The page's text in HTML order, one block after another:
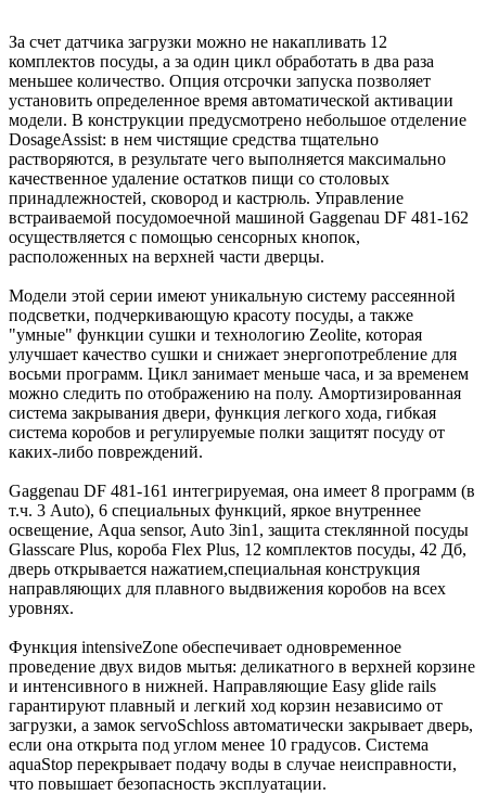
За счет датчика загрузки можно не накапливать 12
комплектов посуды, а за один цикл обработать в два раза
меньшее количество. Опция отсрочки запуска позволяет
установить определенное время автоматической активации
модели. В конструкции предусмотрено небольшое отделение
DosageAssist: в нем чистящие средства тщательно
растворяются, в результате чего выполняется максимально
качественное удаление остатков пищи со столовых
принадлежностей, сковород и кастрюль. Управление
встраиваемой посудомоечной машиной Gaggenau DF 481-162
осуществляется с помощью сенсорных кнопок,
расположенных на верхней части дверцы.
Модели этой серии имеют уникальную систему рассеянной
подсветки, подчеркивающую красоту посуды, а также
"умные" функции сушки и технологию Zeolite, которая
улучшает качество сушки и снижает энергопотребление для
восьми программ. Цикл занимает меньше часа, и за временем
можно следить по отображению на полу. Амортизированная
система закрывания двери, функция легкого хода, гибкая
система коробов и регулируемые полки защитят посуду от
каких-либо повреждений.
Gaggenau DF 481-161 интегрируемая, она имеет 8 программ (в
т.ч. 3 Auto), 6 специальных функций, яркое внутреннее
освещение, Aqua sensor, Auto 3in1, защита стеклянной посуды
Glasscare Plus, короба Flex Plus, 12 комплектов посуды, 42 Дб,
дверь открывается нажатием,специальная конструкция
направляющих для плавного выдвижения коробов на всех
уровнях.
Функция intensiveZone обеспечивает одновременное
проведение двух видов мытья: деликатного в верхней корзине
и интенсивного в нижней. Направляющие Easy glide rails
гарантируют плавный и легкий ход корзин независимо от
загрузки, а замок servoSchloss автоматически закрывает дверь,
если она открыта под углом менее 10 градусов. Система
aquaStop перекрывает подачу воды в случае неисправности,
что повышает безопасность эксплуатации.